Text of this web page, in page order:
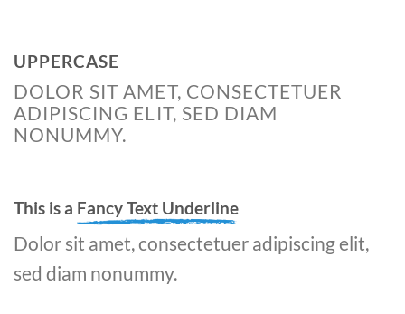
UPPERCASE
DOLOR SIT AMET, CONSECTETUER
ADIPISCING ELIT, SED DIAM
NONUMMY.
This is a Fancy Text Underline
Dolor sit amet, consectetuer adipiscing elit,
sed diam nonummy.